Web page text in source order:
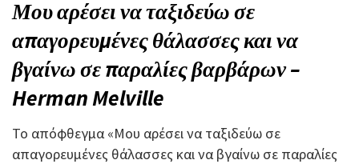
Μου αρέσει να ταξιδεύω σε
απαγορευμένες θάλασσες και να
βγαίνω σε παραλίες βαρβάρων –
Herman Melville
Το απόφθεγμα «Μου αρέσει να ταξιδεύω σε
απαγορευμένες θάλασσες και να βγαίνω σε παραλίες